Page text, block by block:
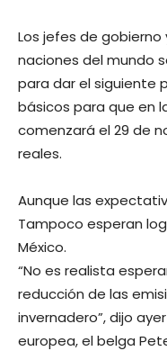
Los jefes de
naciones del mundo
para dar el siguiente
básicos para que en
comenzará el 29 de
reales.
Aunque las
Tampoco esperan
México.
“No es realista
reducción de las
invernadero”, dijo
europea, el belga